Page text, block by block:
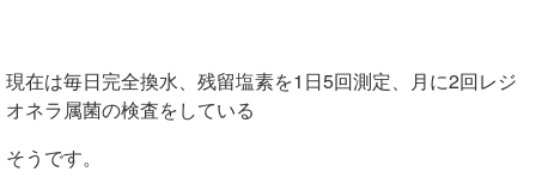
現在は毎日完全換水、残留塩素を1日5回測定、月に2回レジ
オネラ属菌の検査をしている
そうです。